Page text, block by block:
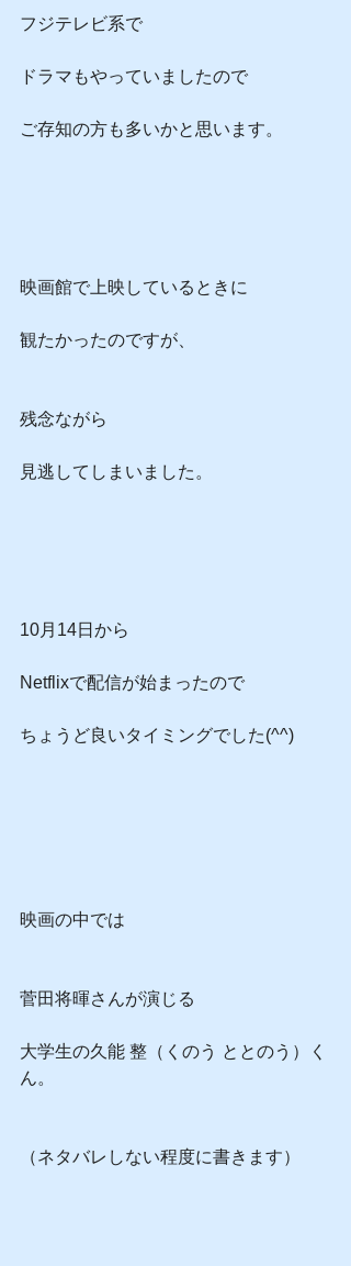
フジテレビ系で
ドラマもやっていましたので
ご存知の方も多いかと思います。
映画館で上映しているときに
観たかったのですが、
残念ながら
見逃してしまいました。
10月14日から
Netflixで配信が始まったので
ちょうど良いタイミングでした(^^)
映画の中では
菅田将暉さんが演じる
大学生の久能 整（くのう ととのう）く
ん。
（ネタバレしない程度に書きます）